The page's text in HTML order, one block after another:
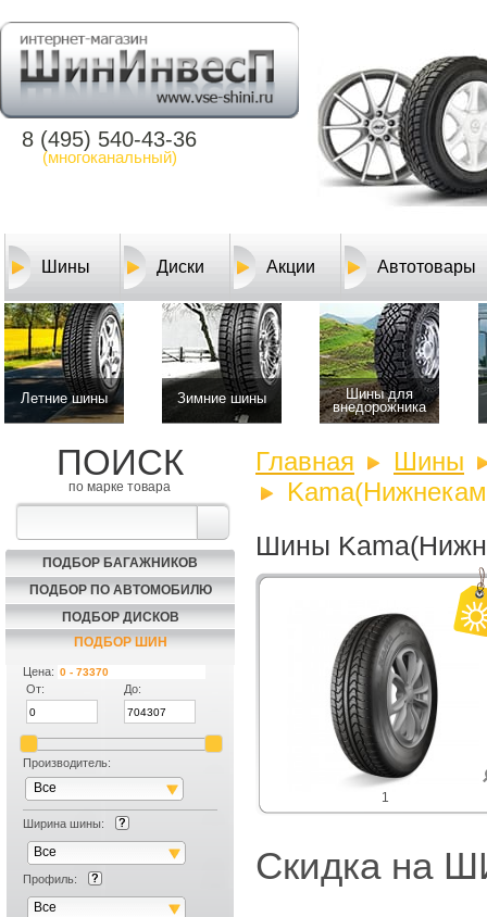
8 (495) 540-43-36
(многоканальный)
Шины Диски Акции Автотовары
Летние шины Зимние шины
Шины для
внедорожника
ПОИСК
по марке товара
ПОДБОР БАГАЖНИКОВ
ПОДБОР ПО АВТОМОБИЛЮ
ПОДБОР ДИСКОВ
ПОДБОР ШИН
Цена:
От:
До:
Производитель:
Все
Ширина шины:
Все
Профиль:
Все
Главная
Шины
Шины
1
Скидка на